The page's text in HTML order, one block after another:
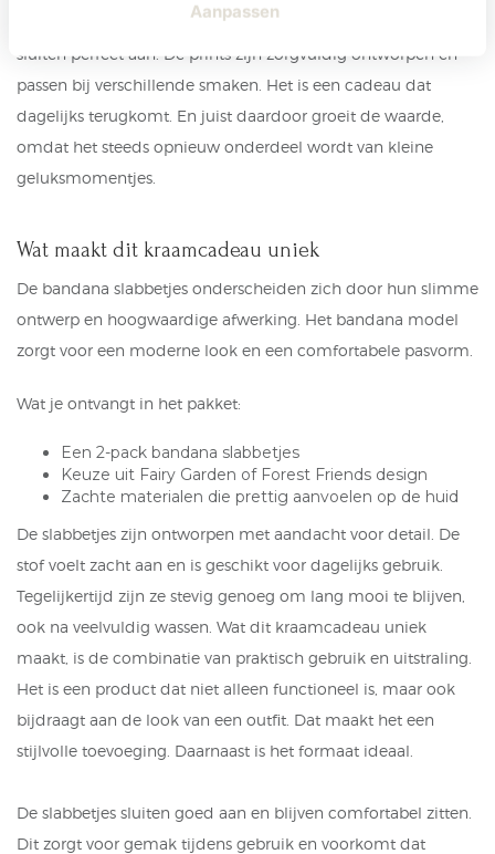
Aanpassen
nodig hebt of een kraamcadeau meisje, beide varianten
sluiten perfect aan. De prints zijn zorgvuldig ontworpen en
passen bij verschillende smaken. Het is een cadeau dat
dagelijks terugkomt. En juist daardoor groeit de waarde,
omdat het steeds opnieuw onderdeel wordt van kleine
geluksmomentjes.
Wat maakt dit kraamcadeau uniek
De bandana slabbetjes onderscheiden zich door hun slimme
ontwerp en hoogwaardige afwerking. Het bandana model
zorgt voor een moderne look en een comfortabele pasvorm.
Wat je ontvangt in het pakket:
Een 2-pack bandana slabbetjes
Keuze uit Fairy Garden of Forest Friends design
Zachte materialen die prettig aanvoelen op de huid
De slabbetjes zijn ontworpen met aandacht voor detail. De
stof voelt zacht aan en is geschikt voor dagelijks gebruik.
Tegelijkertijd zijn ze stevig genoeg om lang mooi te blijven,
ook na veelvuldig wassen. Wat dit kraamcadeau uniek
maakt, is de combinatie van praktisch gebruik en uitstraling.
Het is een product dat niet alleen functioneel is, maar ook
bijdraagt aan de look van een outfit. Dat maakt het een
stijlvolle toevoeging. Daarnaast is het formaat ideaal.
De slabbetjes sluiten goed aan en blijven comfortabel zitten.
Dit zorgt voor gemak tijdens gebruik en voorkomt dat